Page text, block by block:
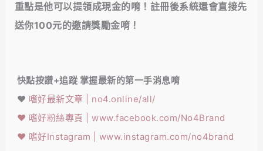
重點是他可以提領成現金的唷！註冊後系統還會直接先
送你100元的邀請獎勵金唷！
快點按讚+追蹤 掌握最新的第一手消息唷
❤️ 嗜好最新文章 | no4.online/all/
❤️ 嗜好粉絲專頁 | www.facebook.com/No4Brand
❤️ 嗜好Instagram | www.instagram.com/no4brand